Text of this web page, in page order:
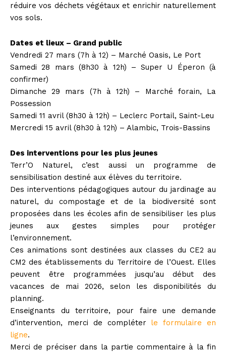
réduire vos déchets végétaux et enrichir naturellement
vos sols.
Dates et lieux – Grand public
Vendredi 27 mars (7h à 12) – Marché Oasis, Le Port
Samedi 28 mars (8h30 à 12h) – Super U Éperon (à
confirmer)
Dimanche 29 mars (7h à 12h) – Marché forain, La
Possession
Samedi 11 avril (8h30 à 12h) – Leclerc Portail, Saint-Leu
Mercredi 15 avril (8h30 à 12h) – Alambic, Trois-Bassins
Des interventions pour les plus jeunes
Terr’O Naturel, c’est aussi un programme de
sensibilisation destiné aux élèves du territoire.
Des interventions pédagogiques autour du jardinage au
naturel, du compostage et de la biodiversité sont
proposées dans les écoles afin de sensibiliser les plus
jeunes aux gestes simples pour protéger
l’environnement.
Ces animations sont destinées aux classes du CE2 au
CM2 des établissements du Territoire de l’Ouest. Elles
peuvent être programmées jusqu’au début des
vacances de mai 2026, selon les disponibilités du
planning.
Enseignants du territoire, pour faire une demande
d’intervention, merci de compléter le formulaire en
ligne.
Merci de préciser dans la partie commentaire à la fin